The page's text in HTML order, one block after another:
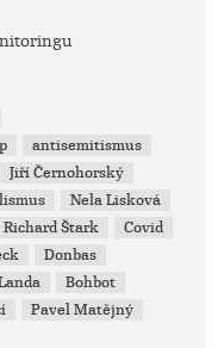
antisemitismus
Jiří Černohorský
Nela Lisková
Richard Štark
Covid
Donbas
Bohbot
Pavel Matějný